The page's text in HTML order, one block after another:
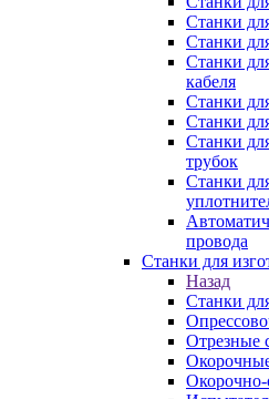
Станки
Станки
Станки
кабеля
Станки
Станки
Станки
трубок
Станки
провода
Станки для
Назад
Станки
Отрезные
Окорочно-